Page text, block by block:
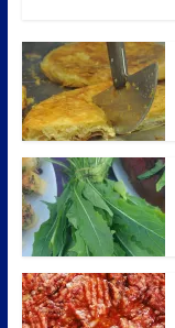
e
b
o
o
k
itt
er